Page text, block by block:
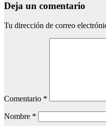
Deja un comentario
Tu dirección de correo
Comentario *
Nombre *